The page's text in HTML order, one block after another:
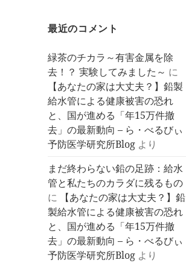
最近のコメント
緑茶のチカラ～有害金属を除
去！？ 実験してみました～ に
【あなたの家は大丈夫？】鉛製
給水管による健康被害の恐れ
と、国が進める「年15万件撤
去」の最新動向 – ら・べるびぃ
予防医学研究所Blog より
まだ終わらない鉛の足跡：給水
管と私たちのカラダに残るもの
に
【あなたの家は大丈夫？】鉛
製給水管による健康被害の恐れ
と、国が進める「年15万件撤
去」の最新動向 – ら・べるびぃ
予防医学研究所Blog より